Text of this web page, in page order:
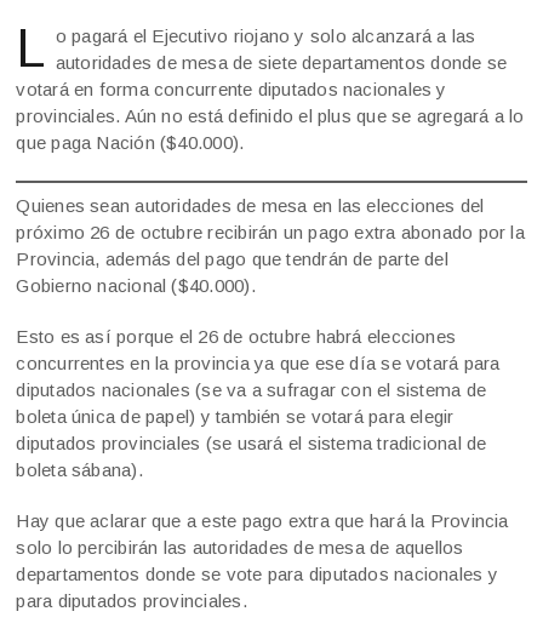
L o pagará el Ejecutivo riojano y solo alcanzará a las
autoridades de mesa de siete departamentos donde se
votará en forma concurrente diputados nacionales y
provinciales. Aún no está definido el plus que se agregará a lo
que paga Nación ($40.000).
Quienes sean autoridades de mesa en las elecciones del
próximo 26 de octubre recibirán un pago extra abonado por la
Provincia, además del pago que tendrán de parte del
Gobierno nacional ($40.000).
Esto es así porque el 26 de octubre habrá elecciones
concurrentes en la provincia ya que ese día se votará para
diputados nacionales (se va a sufragar con el sistema de
boleta única de papel) y también se votará para elegir
diputados provinciales (se usará el sistema tradicional de
boleta sábana).
Hay que aclarar que a este pago extra que hará la Provincia
solo lo percibirán las autoridades de mesa de aquellos
departamentos donde se vote para diputados nacionales y
para diputados provinciales.